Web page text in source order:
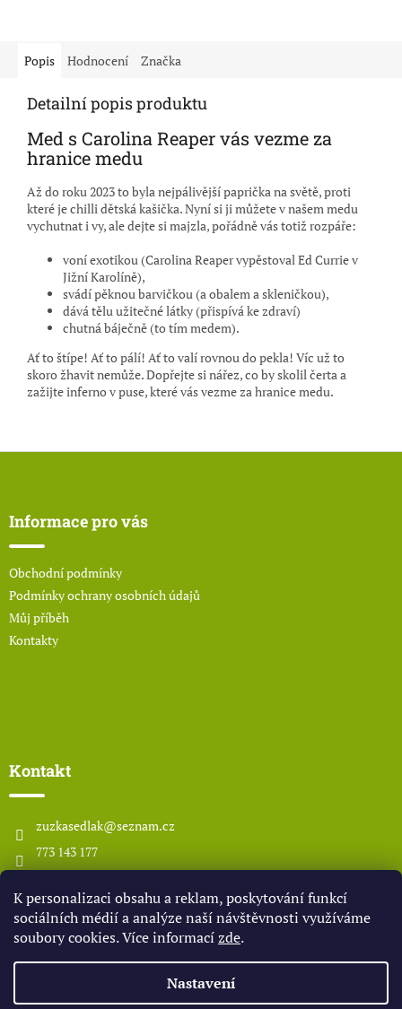
K personalizaci obsahu a reklam, poskytování funkcí
sociálních médií a analýze naší návštěvnosti využíváme
soubory cookies. Více informacízde.
Nastavení
Popis Hodnocení Značka
Detailní popis produktu
Med s Carolina Reaper vás vezme za
hranice medu
Až do roku 2023 to byla nejpálivější paprička na světě, proti
které je chilli dětská kašička. Nyní si ji můžete v našem medu
vychutnat i vy, ale dejte si majzla, pořádně vás totiž rozpáře:
voní exotikou (Carolina Reaper vypěstoval Ed Currie v
Jižní Karolíně),
svádí pěknou barvičkou (a obalem a skleničkou),
dává tělu užitečné látky (přispívá ke zdraví)
chutná báječně (to tím medem).
Ať to štípe! Ať to pálí! Ať to valí rovnou do pekla! Víc už to
skoro žhavit nemůže. Dopřejte si nářez, co by skolil čerta a
zažijte inferno v puse, které vás vezme za hranice medu.
Z
Informace pro vás
Obchodní podmínky
Podmínky ochrany osobních údajů
Můj příběh
Kontakty
Kontakt
zuzkasedlak@seznam.cz
773 143 177
odsedlaka